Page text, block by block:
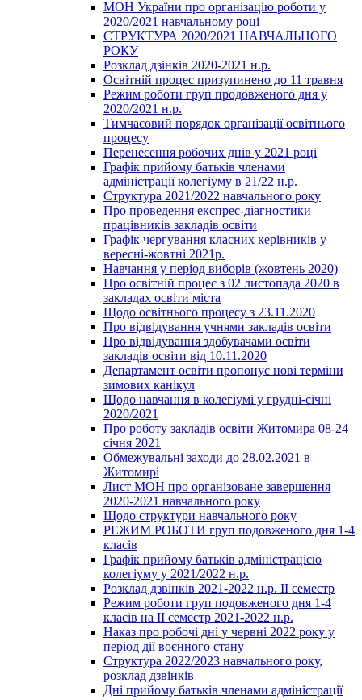
МОН України про організацію роботи у
2020/2021 навчальному році
СТРУКТУРА 2020/2021 НАВЧАЛЬНОГО
РОКУ
Розклад дзінків 2020-2021 н.р.
Освітній процес призупинено до 11 травня
Режим роботи груп продовженого дня у
2020/2021 н.р.
Тимчасовий порядок організації освітнього
процесу
Перенесення робочих днів у 2021 році
Графік прийому батьків членами
адміністрації колегіуму в 21/22 н.р.
Структура 2021/2022 навчального року
Про проведення експрес-діагностики
працівників закладів освіти
Графік чергування класних керівників у
вересні-жовтні 2021р.
Навчання у період виборів (жовтень 2020)
Про освітній процес з 02 листопада 2020 в
закладах освіти міста
Щодо освітнього процесу з 23.11.2020
Про відвідування учнями закладів освіти
Про відвідування здобувачами освіти
закладів освіти від 10.11.2020
Департамент освіти пропонує нові терміни
зимових канікул
Щодо навчання в колегіумі у грудні-січні
2020/2021
Про роботу закладів освіти Житомира 08-24
січня 2021
Обмежувальні заходи до 28.02.2021 в
Житомирі
Лист МОН про організоване завершення
2020-2021 навчального року
Щодо структури навчального року
РЕЖИМ РОБОТИ груп подовженого дня 1-4
класів
Графік прийому батьків адміністрацією
колегіуму у 2021/2022 н.р.
Розклад дзвінків 2021-2022 н.р. ІІ семестр
Режим роботи груп подовженого дня 1-4
класів на ІІ семестр 2021-2022 н.р.
Наказ про робочі дні у червні 2022 року у
період дії воєнного стану
Структура 2022/2023 навчального року,
розклад дзвінків
Дні прийому батьків членами адміністрації